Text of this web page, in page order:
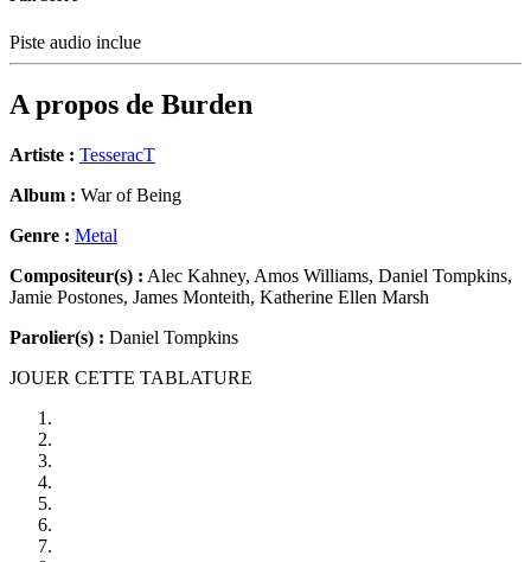
Piste audio inclue
A propos de Burden
Artiste : TesseracT
Album : War of Being
Genre : Metal
Compositeur(s) : Alec Kahney, Amos Williams, Daniel Tompkins,
Jamie Postones, James Monteith, Katherine Ellen Marsh
Parolier(s) : Daniel Tompkins
JOUER CETTE TABLATURE